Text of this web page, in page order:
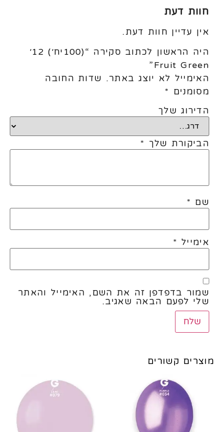
חוות דעת
אין עדיין חוות דעת.
היה הראשון לכתוב סקירה “(100יח׳) 12׳
Fruit Green”
האימייל לא יוצג באתר. שדות החובה
מסומנים *
הדירוג שלך
הביקורת שלך *
שם *
אימייל *
שמור בדפדפן זה את השם, האימייל והאתר
שלי לפעם הבאה שאגיב.
מוצרים קשורים